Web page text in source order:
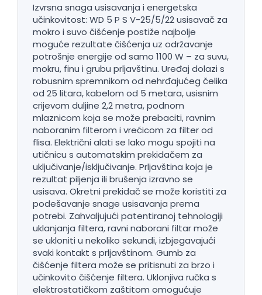
Izvrsna snaga usisavanja i energetska
učinkovitost: WD 5 P S V-25/5/22 usisavač za
mokro i suvo čišćenje postiže najbolje
moguće rezultate čišćenja uz održavanje
potrošnje energije od samo 1100 W – za suvu,
mokru, finu i grubu prljavštinu. Uređaj dolazi s
robusnim spremnikom od nehrđajućeg čelika
od 25 litara, kabelom od 5 metara, usisnim
crijevom duljine 2,2 metra, podnom
mlaznicom koja se može prebaciti, ravnim
naboranim filterom i vrećicom za filter od
flisa. Električni alati se lako mogu spojiti na
utičnicu s automatskim prekidačem za
uključivanje/isključivanje. Prljavština koja je
rezultat piljenja ili brušenja izravno se
usisava. Okretni prekidač se može koristiti za
podešavanje snage usisavanja prema
potrebi. Zahvaljujući patentiranoj tehnologiji
uklanjanja filtera, ravni naborani filtar može
se ukloniti u nekoliko sekundi, izbjegavajući
svaki kontakt s prljavštinom. Gumb za
čišćenje filtera može se pritisnuti za brzo i
učinkovito čišćenje filtera. Uklonjiva ručka s
elektrostatičkom zaštitom omogućuje